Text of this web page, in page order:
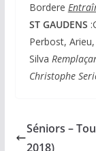
Bordere
ST GAUDENS
Perbost,
Silva
Christophe
Séniors –
2018)